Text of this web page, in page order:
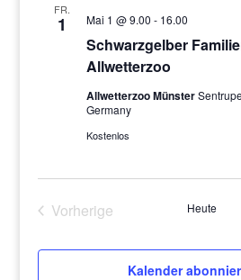
FR.
1
Schwarzgelber
Allwetterzoo
Mai 1 @ 9.00 - 16.00
Allwetterzoo Münster
Germany
Kostenlos
Vorherige
Heute
Kalender